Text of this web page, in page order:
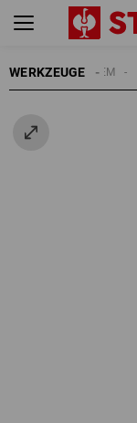
WERKZEUGE
STRAUSSBOX SYSTEM